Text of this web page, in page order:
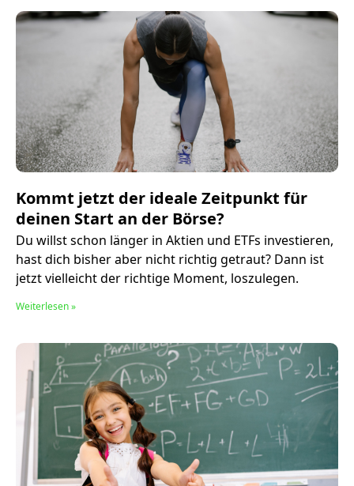
Kommt jetzt der ideale Zeitpunkt für
deinen Start an der Börse?
Du willst schon länger in Aktien und ETFs investieren,
hast dich bisher aber nicht richtig getraut? Dann ist
jetzt vielleicht der richtige Moment, loszulegen.
Weiterlesen »